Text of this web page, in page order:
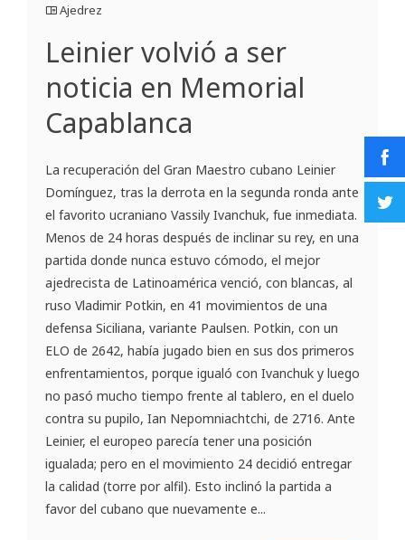
Ajedrez
Leinier volvió a ser
noticia en Memorial
Capablanca
La recuperación del Gran Maestro cubano Leinier
Domínguez, tras la derrota en la segunda ronda ante
el favorito ucraniano Vassily Ivanchuk, fue inmediata.
Menos de 24 horas después de inclinar su rey, en una
partida donde nunca estuvo cómodo, el mejor
ajedrecista de Latinoamérica venció, con blancas, al
ruso Vladimir Potkin, en 41 movimientos de una
defensa Siciliana, variante Paulsen. Potkin, con un
ELO de 2642, había jugado bien en sus dos primeros
enfrentamientos, porque igualó con Ivanchuk y luego
no pasó mucho tiempo frente al tablero, en el duelo
contra su pupilo, Ian Nepomniachtchi, de 2716. Ante
Leinier, el europeo parecía tener una posición
igualada; pero en el movimiento 24 decidió entregar
la calidad (torre por alfil). Esto inclinó la partida a
favor del cubano que nuevamente e...